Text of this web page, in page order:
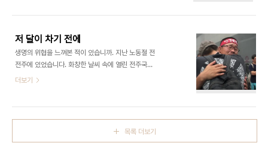
인 19세 소녀는 학교를 다니지 않고, 원치 않는 임신
깁..
공주는 왕자를 기다리는 대신 스스로를 구원하려 노
력했습니다. 빨간 모자, 백설 공주, 개구리 왕자 등도
우리가 알고 있는 동화와는 다른 성격으로 등장했습
니다. (경향신문 자료사진) 은 동화뿐 아니라 20세기
대중문화의 최대 유산인 영화도 패러디했습니다. 등
과 그 친구들에 의해 다시 연출됐습니다. 는 네번째이
저 달이 차기 전에
생명의 위협을 느껴본 적이 있습니까. 지난 노동절 전
전주에 있었습니다. 화창한 날씨 속에 열린 전주국제
영화제에서 날씨와 어울리지 않는 우울하고 슬프고
장을 점거 투쟁했던 쌍용자동차 노동자가 이 다큐멘
더보기
목록 더보기